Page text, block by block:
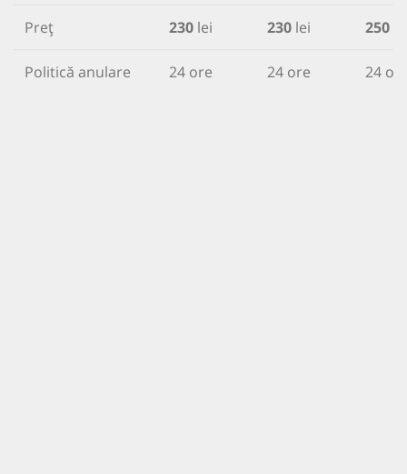
Preț 230 lei 230 lei 250
Politică anulare 24 ore 24 ore 24